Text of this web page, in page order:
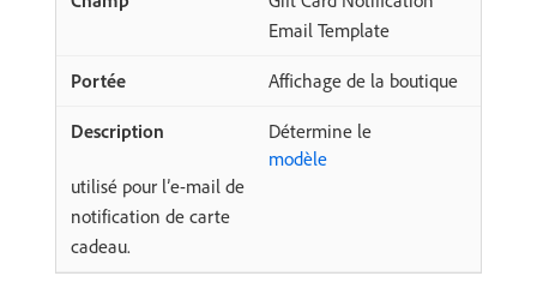
Email Template
Affichage de la boutique
Détermine le
modèle
utilisé pour l’e-mail de
notification de carte
cadeau.